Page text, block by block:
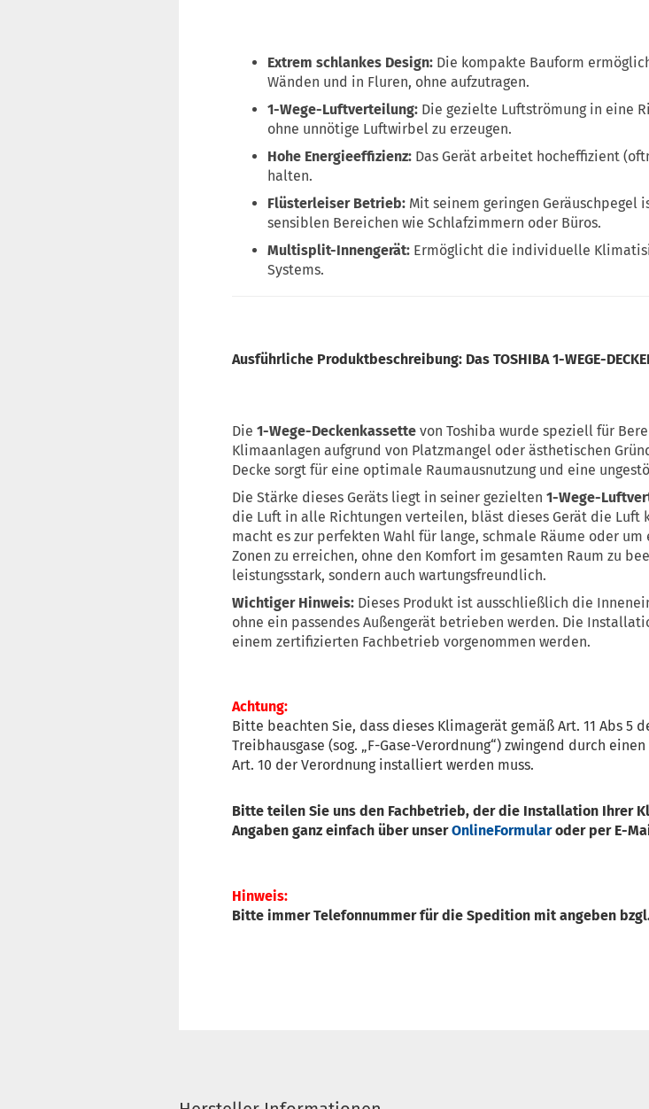
Extrem schlankes Design: Die kompakte Bauform
Wänden und in Fluren, ohne aufzutragen.
1-Wege-Luftverteilung: Die gezielte Luftströmung in eine
ohne unnötige Luftwirbel zu erzeugen.
Hohe Energieeffizienz: Das Gerät arbeitet hocheffizient
halten.
Flüsterleiser Betrieb: Mit seinem geringen Geräuschpegel
sensiblen Bereichen wie Schlafzimmern oder Büros.
Multisplit-Innengerät: Ermöglicht die individuelle
Systems.
Ausführliche Produktbeschreibung: Das TOSHIBA 1-WEGE-
Die 1-Wege-Deckenkassette von Toshiba wurde speziell für
Klimaanlagen aufgrund von Platzmangel oder ästhetischen
Decke sorgt für eine optimale Raumausnutzung und eine
Die Stärke dieses Geräts liegt in seiner gezielten 1-Wege-
die Luft in alle Richtungen verteilen, bläst dieses Gerät die
macht es zur perfekten Wahl für lange, schmale Räume oder
Zonen zu erreichen, ohne den Komfort im gesamten Raum zu
leistungsstark, sondern auch wartungsfreundlich.
Wichtiger Hinweis: Dieses Produkt ist ausschließlich die
ohne ein passendes Außengerät betrieben werden. Die
einem zertifizierten Fachbetrieb vorgenommen werden.
Achtung:
Bitte beachten Sie, dass dieses Klimagerät gemäß Art. 11 Abs 5
Treibhausgase (sog. „F-Gase-Verordnung“) zwingend durch
Art. 10 der Verordnung installiert werden muss.
Bitte teilen Sie uns den Fachbetrieb, der die Installation Ihrer
Angaben ganz einfach über unserOnlineFormularoder per E-
Hinweis:
Bitte immer Telefonnummer für die Spedition mit angeben